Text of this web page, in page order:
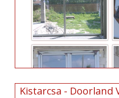
Kistarcsa - Doorland